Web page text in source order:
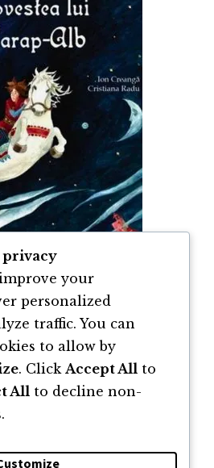
Alb de Ion Creangă
Ion Creangă
privacy
your
personalized
traffic. You can
to allow by
. Click Accept All to
All to decline non-